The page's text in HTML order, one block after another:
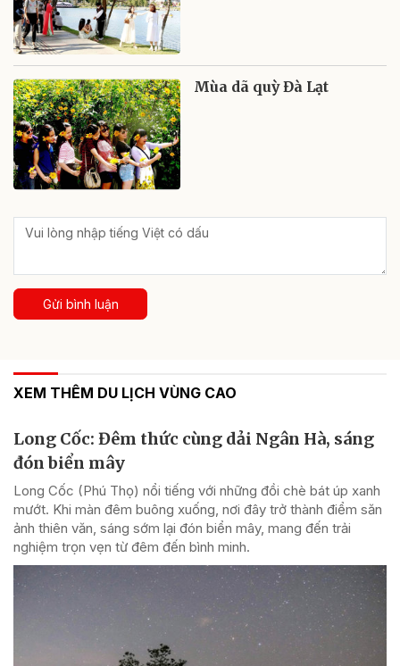
Mùa dã quỳ Đà Lạt
Gửi bình luận
XEM THÊM DU LỊCH VÙNG CAO
Long Cốc: Đêm thức cùng dải Ngân Hà, sáng
đón biển mây
Long Cốc (Phú Thọ) nổi tiếng với những đồi chè bát úp xanh
mướt. Khi màn đêm buông xuống, nơi đây trở thành điểm săn
ảnh thiên văn, sáng sớm lại đón biển mây, mang đến trải
nghiệm trọn vẹn từ đêm đến bình minh.